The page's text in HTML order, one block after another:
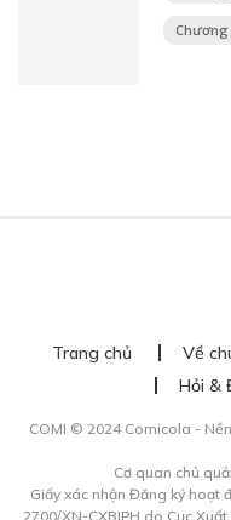
Chương
Trang chủ Về
Hỏi &
COMI © 2024 Comicola -
Cơ quan chủ
Giấy xác nhận Đăng ký hoạt
2700/XN-CXBIPH do Cục